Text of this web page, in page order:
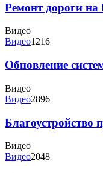
Ремонт дороги на
Видео
Видео1216
Обновление
Видео
Видео2896
Благоустройство
Видео
Видео2048